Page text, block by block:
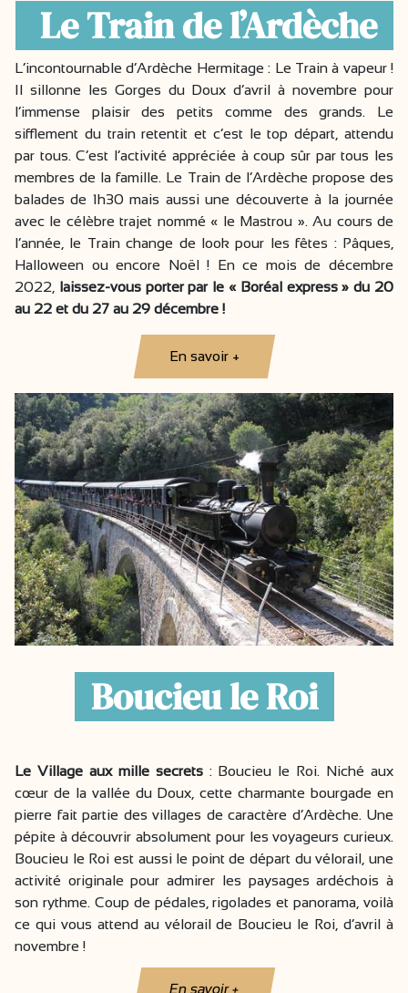
Le Train de l’Ardèche
L’incontournable d’Ardèche Hermitage : Le Train à vapeur !
Il sillonne les Gorges du Doux d’avril à novembre pour
l’immense plaisir des petits comme des grands. Le
sifflement du train retentit et c’est le top départ, attendu
par tous. C’est l’activité appréciée à coup sûr par tous les
membres de la famille. Le Train de l’Ardèche propose des
balades de 1h30 mais aussi une découverte à la journée
avec le célèbre trajet nommé « le Mastrou ». Au cours de
l’année, le Train change de look pour les fêtes : Pâques,
Halloween ou encore Noël ! En ce mois de décembre
2022, laissez-vous porter par le « Boréal express » du 20
au 22 et du 27 au 29 décembre !
En savoir +
Boucieu le Roi
Le Village aux mille secrets : Boucieu le Roi. Niché aux
cœur de la vallée du Doux, cette charmante bourgade en
pierre fait partie des villages de caractère d’Ardèche. Une
pépite à découvrir absolument pour les voyageurs curieux.
Boucieu le Roi est aussi le point de départ du vélorail, une
activité originale pour admirer les paysages ardéchois à
son rythme. Coup de pédales, rigolades et panorama, voilà
ce qui vous attend au vélorail de Boucieu le Roi, d’avril à
novembre !
En savoir +